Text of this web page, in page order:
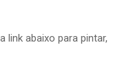
link abaixo para pintar,